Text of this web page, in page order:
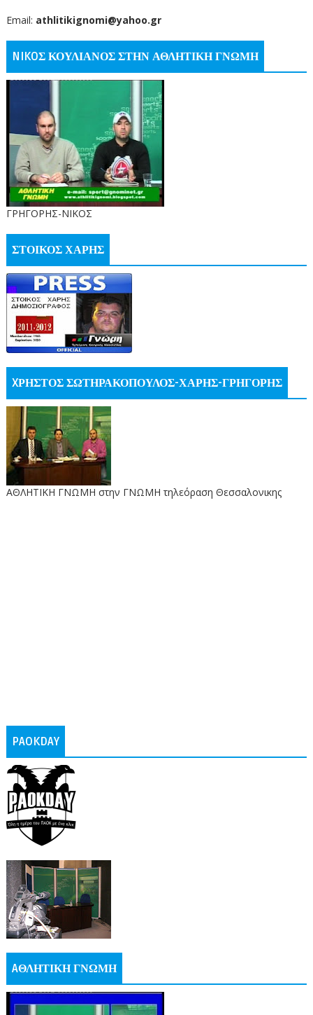
Email: athlitikignomi@yahoo.gr
NIKOΣ ΚΟΥΛΙΑΝΟΣ ΣΤΗΝ ΑΘΛΗΤΙΚΗ ΓΝΩΜΗ
ΓΡΗΓΟΡΗΣ-ΝΙΚΟΣ
ΣΤΟΙΚΟΣ ΧΑΡΗΣ
XΡΗΣΤΟΣ ΣΩΤΗΡΑΚΟΠΟΥΛΟΣ-ΧΑΡΗΣ-ΓΡΗΓΟΡΗΣ
ΑΘΛΗΤΙΚΗ ΓΝΩΜΗ στην ΓΝΩΜΗ τηλεόραση Θεσσαλονικης
PAOKDAY
AΘΛΗΤΙΚΗ ΓΝΩΜΗ